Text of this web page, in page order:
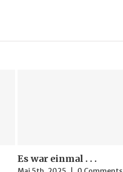
Es war einmal . . .